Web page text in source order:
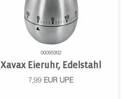
00095302
Xavax Eieruhr, Edelstahl
7,99 EUR UPE